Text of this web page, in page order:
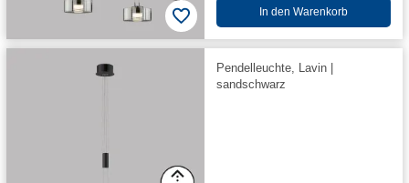
In den Warenkorb
Pendelleuchte, Lavin |
sandschwarz